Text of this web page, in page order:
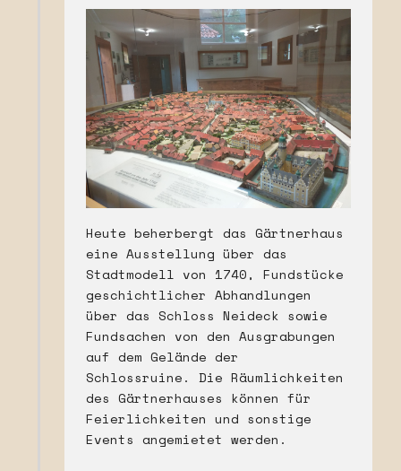
Heute beherbergt das Gärtnerhaus
eine Ausstellung über das
Stadtmodell von 1740, Fundstücke
geschichtlicher Abhandlungen
über das Schloss Neideck sowie
Fundsachen von den Ausgrabungen
auf dem Gelände der
Schlossruine. Die Räumlichkeiten
des Gärtnerhauses können für
Feierlichkeiten und sonstige
Events angemietet werden.